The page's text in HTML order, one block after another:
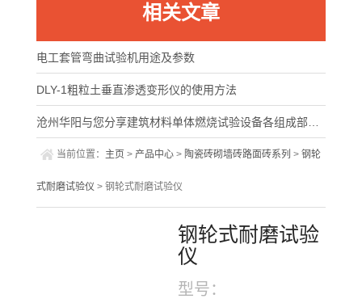
相关文章
电工套管弯曲试验机用途及参数
DLY-1粗粒土垂直渗透变形仪的使用方法
当前位置： 主页 > 产品中心 > 陶瓷砖砌墙砖路面砖系列 > 钢轮
式耐磨试验仪 > 钢轮式耐磨试验仪
钢轮式耐磨试验
仪
型号：